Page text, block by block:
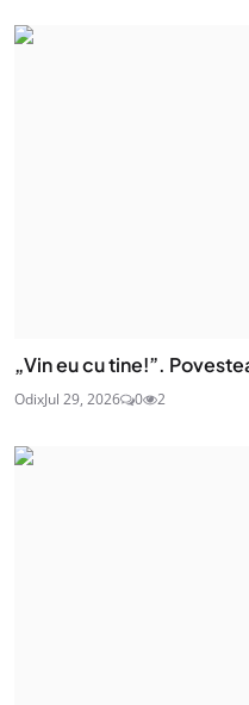
„Vin eu cu tine!”.
OdixJul 29, 2026 0 2